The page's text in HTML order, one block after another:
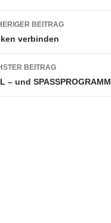
BEITRAG
verbinden
BEITRAG
– und SPASSPROGRAMM